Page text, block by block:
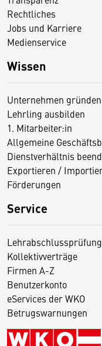
Rechtliches
Jobs und Karriere
Medienservice
Wissen
Unternehmen gründen
Lehrling ausbilden
1. Mitarbeiter:in
Allgemeine
Dienstverhältnis
Exportieren /
Förderungen
Service
Kollektivverträge
Firmen A-Z
Benutzerkonto
eServices der WKO
Betrugswarnungen